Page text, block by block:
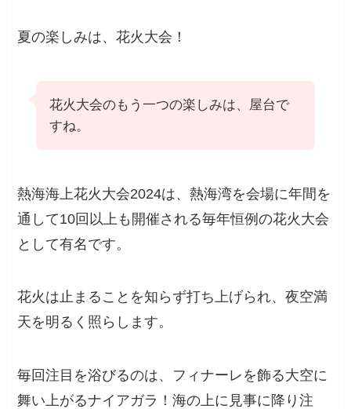
夏の楽しみは、花火大会！
花火大会のもう一つの楽しみは、屋台で
すね。
熱海海上花火大会2024は、熱海湾を会場に年間を
通して10回以上も開催される毎年恒例の花火大会
として有名です。
花火は止まることを知らず打ち上げられ、夜空満
天を明るく照らします。
毎回注目を浴びるのは、フィナーレを飾る大空に
舞い上がるナイアガラ！海の上に見事に降り注